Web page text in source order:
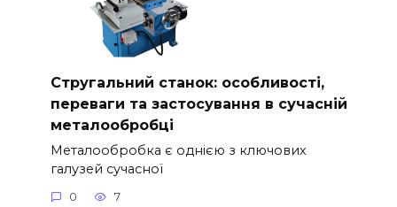
Стругальний станок: особливості,
переваги та застосування в сучасній
металообробці
Металообробка є однією з ключових
галузей сучасної
0 7